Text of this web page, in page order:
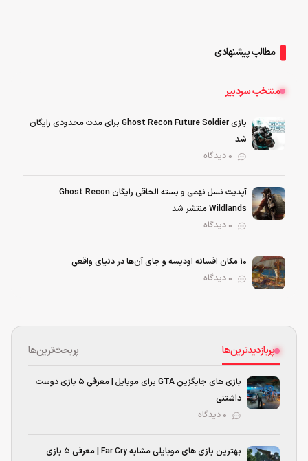
مطالب پیشنهادی
منتخب سردبیر
بازی Ghost Recon Future Soldier برای مدت محدودی رایگان
شد
آپدیت نسل نهمی و بسته الحاقی رایگان Ghost Recon
Wildlands منتشر شد
۱۰ مکان افسانه اودیسه و جای آن‌ها در دنیای واقعی
پربازدیدترین‌ها پربحث‌ترین‌ها
بازی های جایگزین GTA برای موبایل | معرفی ۵ بازی دوست
داشتنی
بهترین بازی‌ های موبایلی مشابه Far Cry | معرفی ۵ بازی